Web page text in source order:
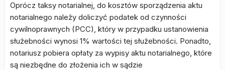
Oprócz taksy notarialnej, do kosztów sporządzenia aktu
notarialnego należy doliczyć podatek od czynności
cywilnoprawnych (PCC), który w przypadku ustanowienia
służebności wynosi 1% wartości tej służebności. Ponadto,
notariusz pobiera opłaty za wypisy aktu notarialnego, które
są niezbędne do złożenia ich w sądzie